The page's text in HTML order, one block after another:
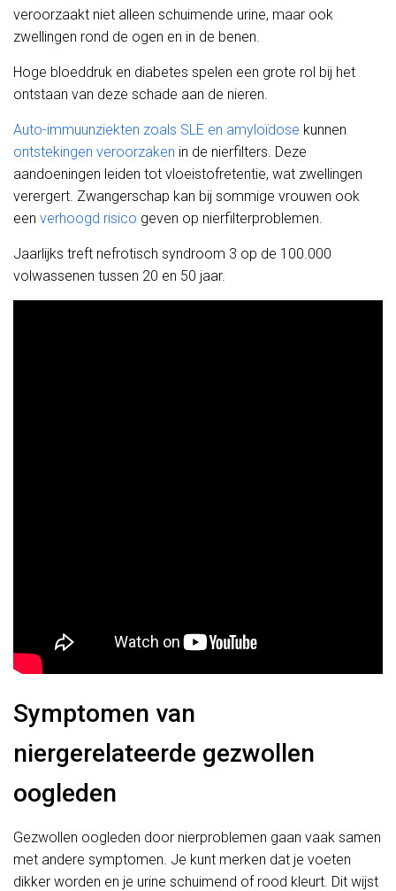
veroorzaakt niet alleen schuimende urine, maar ook
zwellingen rond de ogen en in de benen.
Hoge bloeddruk en diabetes spelen een grote rol bij het
ontstaan van deze schade aan de nieren.
Auto-immuunziekten zoals SLE en amyloïdose kunnen
ontstekingen veroorzaken in de nierfilters. Deze
aandoeningen leiden tot vloeistofretentie, wat zwellingen
verergert. Zwangerschap kan bij sommige vrouwen ook
een verhoogd risico geven op nierfilterproblemen.
Jaarlijks treft nefrotisch syndroom 3 op de 100.000
volwassenen tussen 20 en 50 jaar.
Symptomen van
niergerelateerde gezwollen
oogleden
Gezwollen oogleden door nierproblemen gaan vaak samen
met andere symptomen. Je kunt merken dat je voeten
dikker worden en je urine schuimend of rood kleurt. Dit wijst